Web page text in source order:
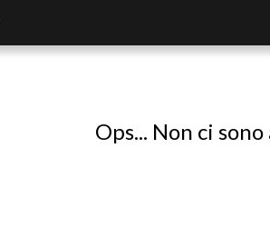
Ops... Non ci